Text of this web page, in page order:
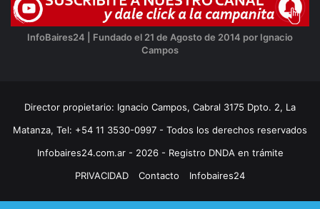
InfoBaires24 | Fundado el 21 de Agosto de 2014 por Ignacio
Campos
Director propietario: Ignacio Campos, Cabral 3175 Dpto. 2, La
Matanza, Tel: +54 11 3530-0997 - Todos los derechos reservados
Infobaires24.com.ar - 2026 - Registro DNDA en trámite
PRIVACIDAD
Contacto Infobaires24